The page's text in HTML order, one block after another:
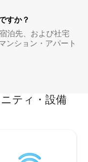
すか？
泊先、および社宅
ンション・アパート
ティ・設備